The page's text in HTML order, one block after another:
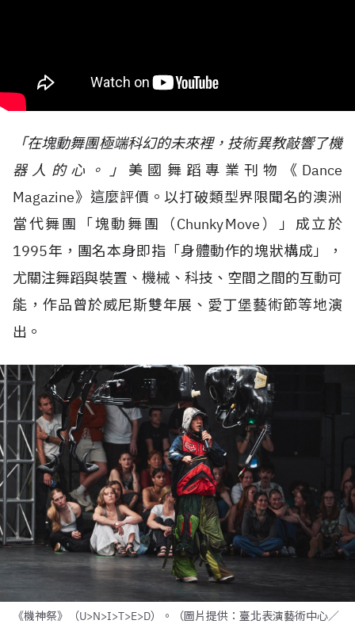
「在塊動舞團極端科幻的未來裡，技術異教敲響了機
器人的心。」 美國舞蹈專業刊物《Dance
Magazine》這麼評價。以打破類型界限聞名的澳洲
當代舞團「塊動舞團（Chunky Move）」成立於
1995年，團名本身即指「身體動作的塊狀構成」，
尤關注舞蹈與裝置、機械、科技、空間之間的互動可
能，作品曾於威尼斯雙年展、愛丁堡藝術節等地演
出。
《機神祭》（U>N>I>T>E>D）。（圖片提供：臺北表演藝術中心／